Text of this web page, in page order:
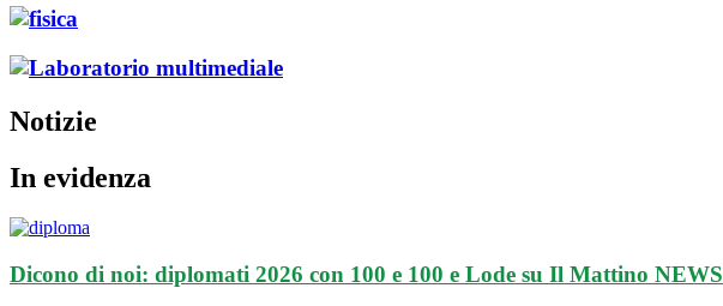
Notizie
In evidenza
Dicono di noi: diplomati 2026 con 100 e 100 e Lode su Il Mattino NEWS